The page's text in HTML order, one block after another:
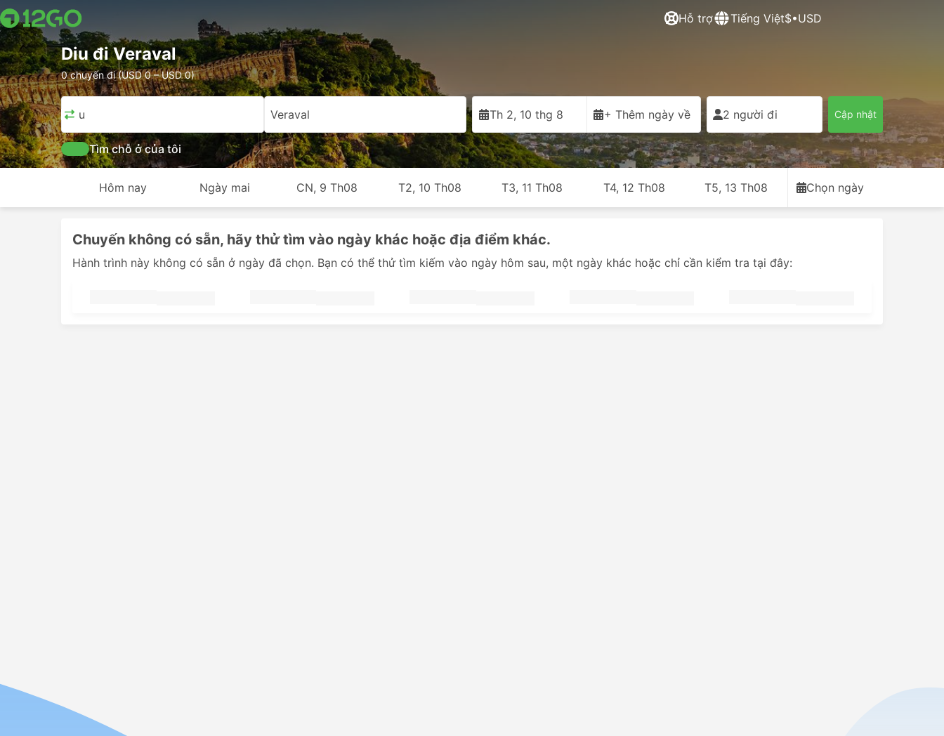
Hỗ trợ Tiếng Việt$•USD
Diu đi Veraval
0 chuyến đi (USD 0 – USD 0)
Diu Veraval Th 2, 10 thg 8 + Thêm ngày về 2 người đi Cập nhật
Tìm chỗ ở của tôi
Hôm nay Ngày mai CN, 9 Th08 T2, 10 Th08 T3, 11 Th08 T4, 12 Th08 T5, 13 Th08 Chọn ngày
Chuyến không có sẵn, hãy thử tìm vào ngày khác hoặc địa điểm khác.
Hành trình này không có sẵn ở ngày đã chọn. Bạn có thể thử tìm kiếm vào ngày hôm sau, một ngày khác hoặc chỉ cần kiểm tra tại đây: